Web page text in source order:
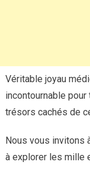
Véritable joyau
incontournable
trésors cachés de
Nous vous invitons
à explorer les mille